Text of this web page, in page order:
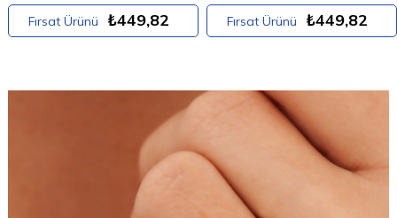
Fırsat Ürünü ₺449,82 Fırsat Ürünü ₺449,82